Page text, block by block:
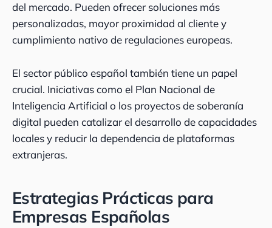
del mercado. Pueden ofrecer soluciones más
personalizadas, mayor proximidad al cliente y
cumplimiento nativo de regulaciones europeas.
El sector público español también tiene un papel
crucial. Iniciativas como el Plan Nacional de
Inteligencia Artificial o los proyectos de soberanía
digital pueden catalizar el desarrollo de capacidades
locales y reducir la dependencia de plataformas
extranjeras.
Estrategias Prácticas para
Empresas Españolas